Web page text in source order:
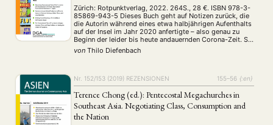
Zürich: Rotpunktverlag, 2022. 264S., 28 €. ISBN 978-3-
85869-943-5 Dieses Buch geht auf Notizen zurück, die
die Autorin während eines etwa halbjährigen Aufenthalts
auf der Insel im Jahr 2020 anfertigte – also genau zu
Beginn der leider bis heute andauernden Corona-Zeit. Sie
besuchte dort einen Intensiv-Sprachkurs und übersetzte
Gedichte von taiwanischen Lyrikerinnen. Wie sie im
von Thilo Diefenbach
Nr. 152/153 (2019) REZENSIONEN 155–56 {:en}
Terence Chong (ed.): Pentecostal Megachurches in
Southeast Asia. Negotiating Class, Consumption and
the Nation